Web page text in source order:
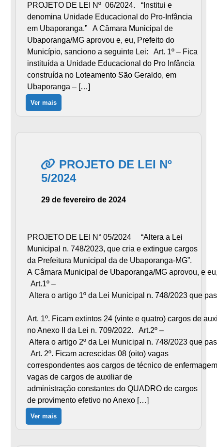
PROJETO DE LEI Nº 06/2024. “Institui e
denomina Unidade Educacional do Pro-Infância
em Ubaporanga.” A Câmara Municipal de
Ubaporanga/MG aprovou e, eu, Prefeito do
Município, sanciono a seguinte Lei: Art. 1º – Fica
instituída a Unidade Educacional do Pro Infância
construída no Loteamento São Geraldo, em
Ubaporanga – […]
Ver mais
PROJETO DE LEI Nº
5/2024
29 de fevereiro de 2024
PROJETO DE LEI N° 05/2024 “Altera a Lei
Municipal n. 748/2023, que cria e extingue cargos
da Prefeitura Municipal da de Ubaporanga-MG”.
A Câmara Municipal de Ubaporanga/MG aprovou, e
Art.1º –
Altera o artigo 1º da Lei Municipal n. 748/2023 que
Art. 1º. Ficam extintos 24 (vinte e quatro) cargos de
no Anexo II da Lei n. 709/2022. Art.2º –
Altera o artigo 2º da Lei Municipal n. 748/2023 que
Art. 2º. Ficam acrescidas 08 (oito) vagas
correspondentes aos cargos de técnico de
vagas de cargos de auxiliar de
administração constantes do QUADRO de cargos
de provimento efetivo no Anexo […]
Ver mais